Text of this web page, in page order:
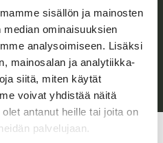
sisällön ja mainosten
ominaisuuksien
analysoimiseen. Lisäksi
mainosalan ja analytiikka-
siitä, miten käytät
voivat yhdistää näitä
antanut heille tai joita on
palvelujaan.
tai tuntityöhinnoin. Työn
pihan korjaustöissä
kustannuksissa aina
vähennyksen tekemistä.